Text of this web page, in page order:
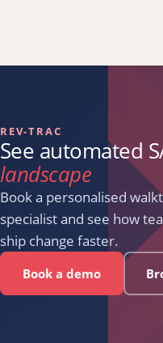
REV-TRAC
See automated
landscape
Book a personalised
specialist and see how
ship change faster.
Book a demo